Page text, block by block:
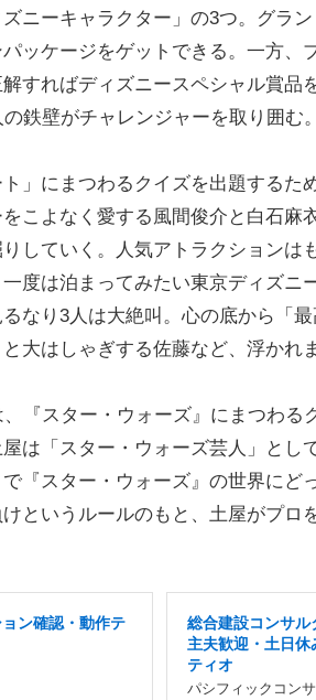
ニーキャラクター」の3つ。グラ
ッケージをゲットできる。一方、
すればディズニースペシャル賞品
鉄壁がチャレンジャーを取り囲む。
」にまつわるクイズを出題するた
こよなく愛する風間俊介と白石麻
していく。人気アトラクションは
度は泊まってみたい東京ディズニ
なり3人は大絶叫。心の底から「
大はしゃぎする佐藤など、浮かれ
『スター・ウォーズ』にまつわる
は「スター・ウォーズ芸人」とし
『スター・ウォーズ』の世界にど
というルールのもと、土屋がプロ
ン確認・動作テ
総合建設コンサル
主夫歓迎・土日
ティオ
パシフィックコン